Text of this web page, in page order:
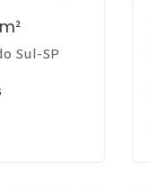
Sul-SP